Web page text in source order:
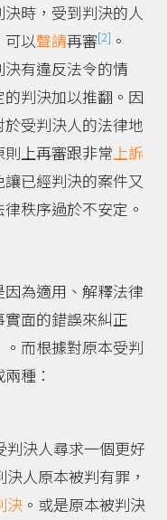
時，受到判決的人
可以聲請再審[2] 。
決有違反法令的情
判決加以推翻。因
受判決人的法律地
上再審跟非常上訴
已經判決的案件又
秩序過於不安定。
為適用、解釋法律
面的錯誤來糾正
。而根據對原本受判
種：
判決人尋求一個更好
人原本被判有罪，
決 。或是原本被判決